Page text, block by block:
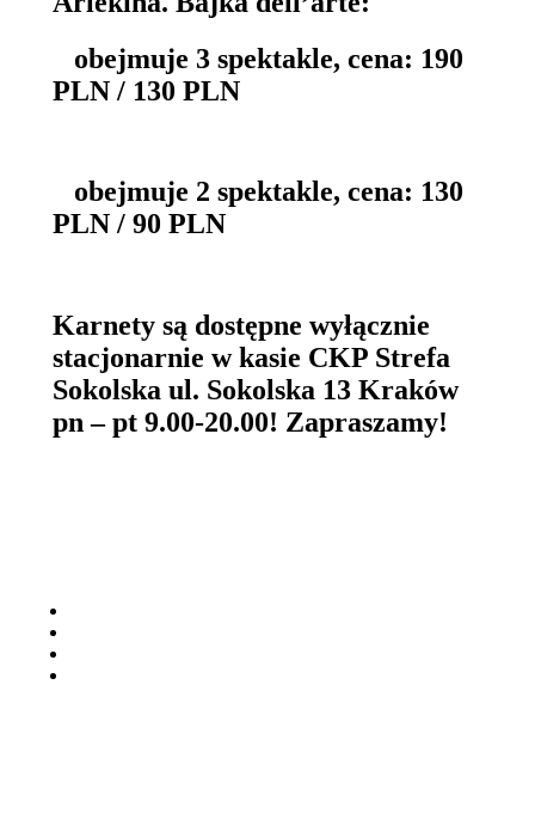
obejmuje 3 spektakle, cena: 190
PLN / 130 PLN
obejmuje 2 spektakle, cena: 130
PLN / 90 PLN
Karnety są dostępne wyłącznie
stacjonarnie w kasie CKP Strefa
Sokolska ul. Sokolska 13 Kraków
pn – pt 9.00-20.00! Zapraszamy!